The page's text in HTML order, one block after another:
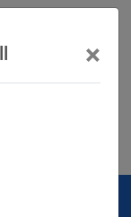
×